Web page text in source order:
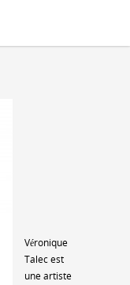
Véronique
Talec est
une artiste